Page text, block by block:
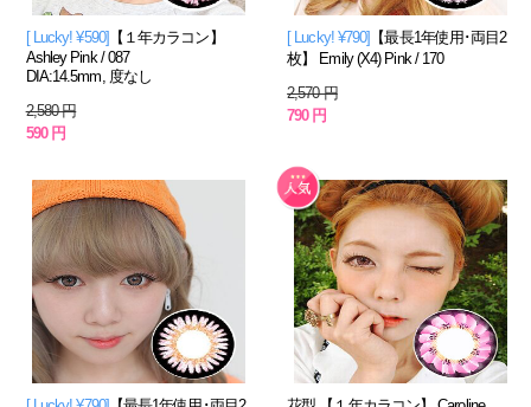
[ Lucky! ¥590] 【１年カラコン】
Ashley Pink / 087
DIA:14.5mm, 度なし
2,580 円
590 円
[ Lucky! ¥790] 【最長1年使用･両目2
枚】 Emily (X4) Pink / 170
2,570 円
790 円